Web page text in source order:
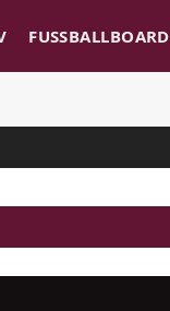
FUSSBALLBOARD